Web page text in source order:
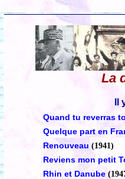
La
Quand tu reverras
Quelque part en
Renouveau (1941)
Reviens mon petit
Rhin et Danube